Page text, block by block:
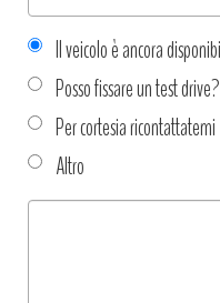
Il veicolo è ancora
Posso fissare un test drive?
Per cortesia ricontattatemi
Altro
Tipo